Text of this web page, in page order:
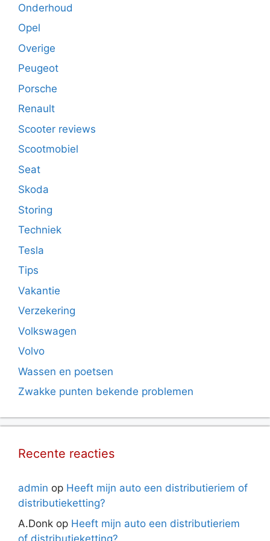
Onderhoud
Opel
Overige
Peugeot
Porsche
Renault
Scooter reviews
Scootmobiel
Seat
Skoda
Storing
Techniek
Tesla
Tips
Vakantie
Verzekering
Volkswagen
Volvo
Wassen en poetsen
Zwakke punten bekende problemen
Recente reacties
admin op Heeft mijn auto een distributieriem of
distributieketting?
A.Donk op Heeft mijn auto een distributieriem
of distributieketting?